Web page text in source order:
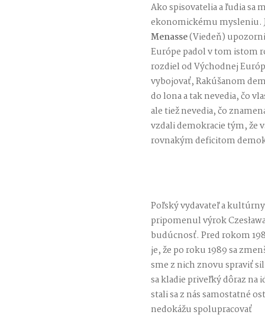
Ako spisovatelia a ľudia
ekonomickému mysleniu.
Menasse(Viedeň)
Európe padol v tom istom
rozdiel od Východnej
vybojovať, Rakúšanom
do lona a tak nevedia, čo
ale tiež nevedia, čo
vzdali demokracie tým, že
rovnakým deficitom
Poľský vydavateľ a
pripomenul výrok
budúcnosť. Pred rokom
je, že po roku 1989 sa
sme z nich znovu spraviť
sa kladie priveľký dôraz na
stali sa z nás samostatné
nedokážu spolupracovať